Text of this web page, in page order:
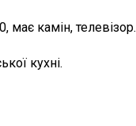
має камін, телевізор.
кухні.